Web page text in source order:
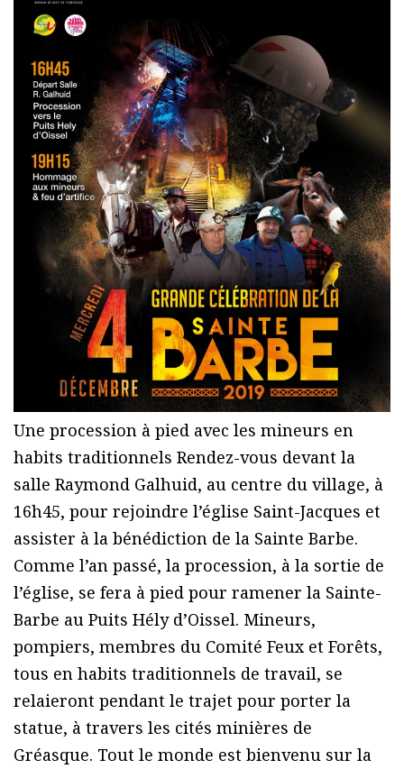
Une procession à pied avec les mineurs en
habits traditionnels Rendez-vous devant la
salle Raymond Galhuid, au centre du village, à
16h45, pour rejoindre l’église Saint-Jacques et
assister à la bénédiction de la Sainte Barbe.
Comme l’an passé, la procession, à la sortie de
l’église, se fera à pied pour ramener la Sainte-
Barbe au Puits Hély d’Oissel. Mineurs,
pompiers, membres du Comité Feux et Forêts,
tous en habits traditionnels de travail, se
relaieront pendant le trajet pour porter la
statue, à travers les cités minières de
Gréasque. Tout le monde est bienvenu sur la